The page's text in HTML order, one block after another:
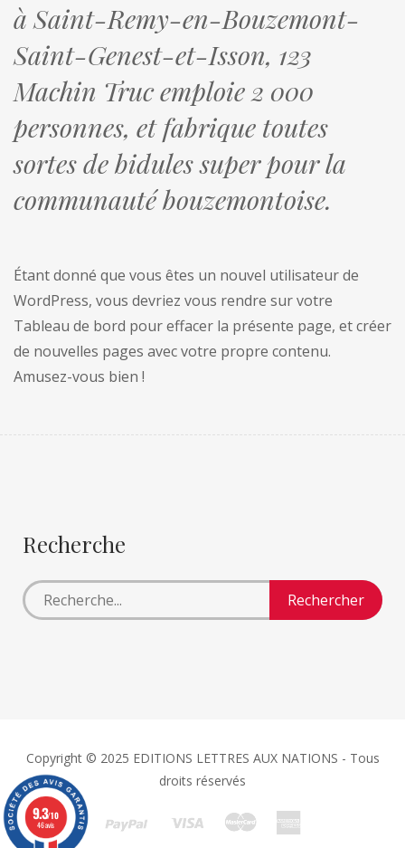
à Saint-Remy-en-Bouzemont-
Saint-Genest-et-Isson, 123
Machin Truc emploie 2 000
personnes, et fabrique toutes
sortes de bidules super pour la
communauté bouzemontoise.
Étant donné que vous êtes un nouvel utilisateur de
WordPress, vous devriez vous rendre sur votre
Tableau de bord pour effacer la présente page, et créer
de nouvelles pages avec votre propre contenu.
Amusez-vous bien !
Recherche
Copyright © 2025 EDITIONS LETTRES AUX NATIONS - Tous
droits réservés
9.3/10
46 avis